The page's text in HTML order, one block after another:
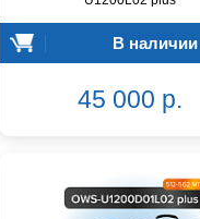
В наличии
45 000 р.